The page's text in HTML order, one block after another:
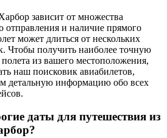
зависит от множества
отправления и наличие прямого
может длиться от нескольких
Чтобы получить наиболее точную
из вашего местоположения,
наш поисковик авиабилетов,
детальную информацию обо всех
даты для путешествия из